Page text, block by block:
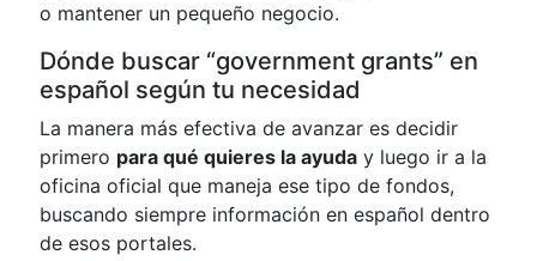
o mantener un pequeño negocio.
Dónde buscar “government grants” en
español según tu necesidad
La manera más efectiva de avanzar es decidir
primero para qué quieres la ayuda y luego ir a la
oficina oficial que maneja ese tipo de fondos,
buscando siempre información en español dentro
de esos portales.